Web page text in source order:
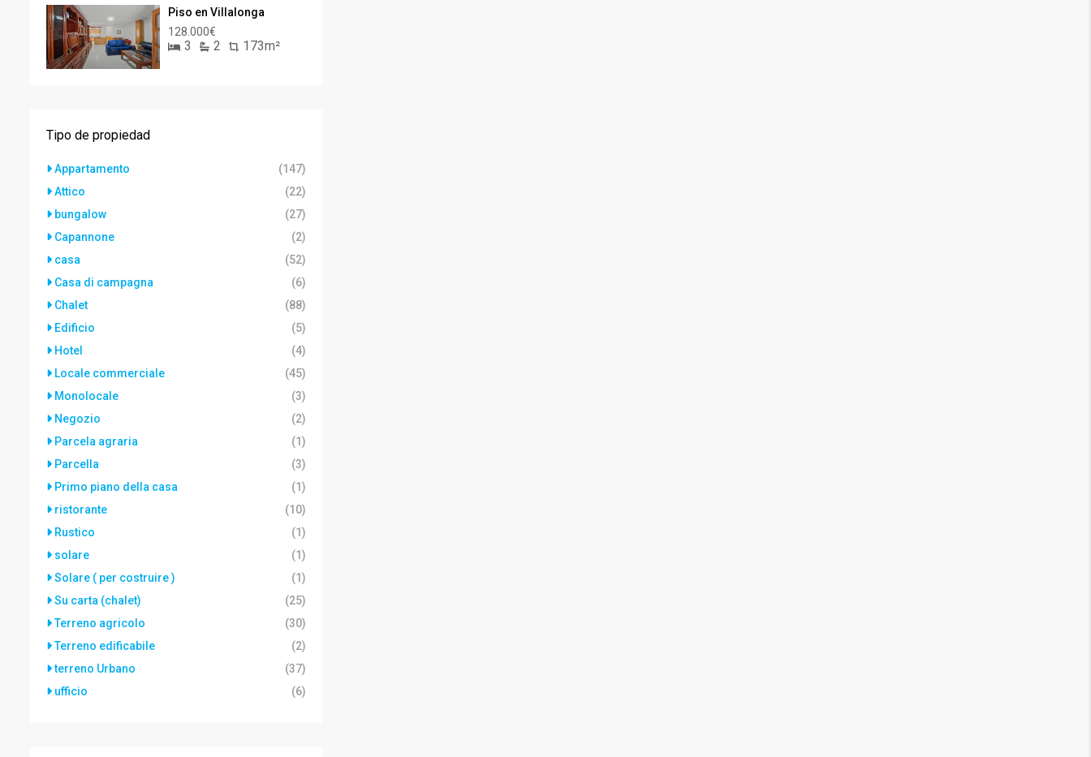
Piso en Villalonga
128.000€
3 2 173m²
Tipo de propiedad
Appartamento
(147)
Attico
(22)
bungalow
(27)
Capannone
(2)
casa
(52)
Casa di campagna
(6)
Chalet
(88)
Edificio
(5)
Hotel
(4)
Locale commerciale
(45)
Monolocale
(3)
Negozio
(2)
Parcela agraria
(1)
Parcella
(3)
Primo piano della casa
(1)
ristorante
(10)
Rustico
(1)
solare
(1)
Solare ( per costruire )
(1)
Su carta (chalet)
(25)
Terreno agricolo
(30)
Terreno edificabile
(2)
terreno Urbano
(37)
ufficio
(6)